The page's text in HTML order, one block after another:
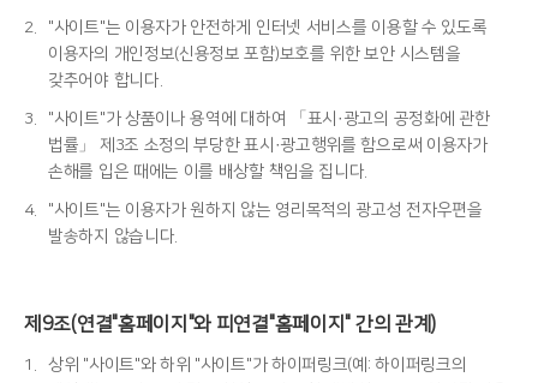
2.
"사이트"는 이용자가 안전하게 인터넷 서비스를 이용할 수 있도록
이용자의 개인정보(신용정보 포함)보호를 위한 보안 시스템을
갖추어야 합니다.
3.
"사이트"가 상품이나 용역에 대하여 「표시·광고의 공정화에 관한
법률」 제3조 소정의 부당한 표시·광고행위를 함으로써 이용자가
손해를 입은 때에는 이를 배상할 책임을 집니다.
4.
"사이트"는 이용자가 원하지 않는 영리목적의 광고성 전자우편을
발송하지 않습니다.
제9조(연결"홈페이지"와 피연결"홈페이지" 간의 관계)
1.
상위 "사이트"와 하위 "사이트"가 하이퍼링크(예: 하이퍼링크의